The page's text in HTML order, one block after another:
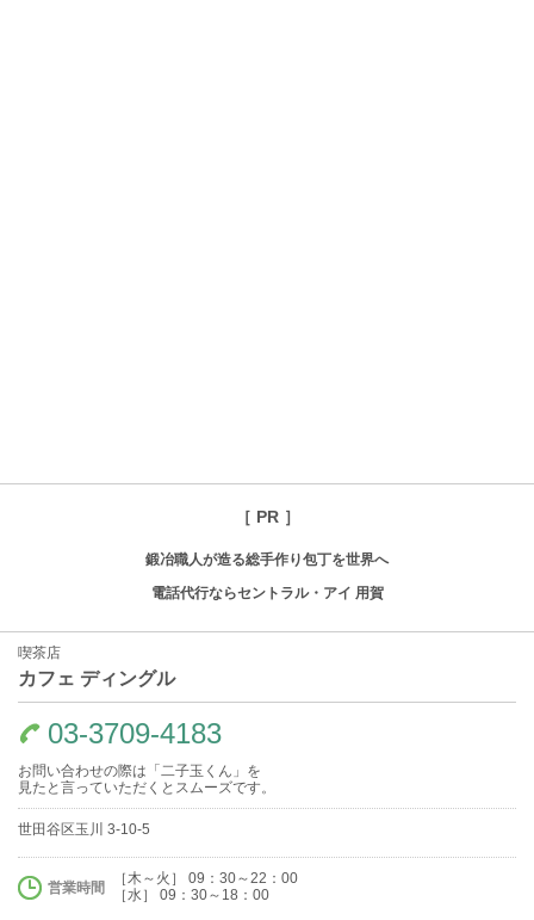
［ PR ］
鍛冶職人が造る総手作り包丁を世界へ
電話代行ならセントラル・アイ 用賀
喫茶店
カフェ ディングル
03-3709-4183
お問い合わせの際は「二子玉くん」を
見たと言っていただくとスムーズです。
世田谷区玉川 3-10-5
営業時間
［木～火］ 09：30～22：00
［水］ 09：30～18：00